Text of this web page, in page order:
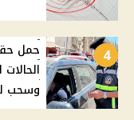
4
حمل
وسحب